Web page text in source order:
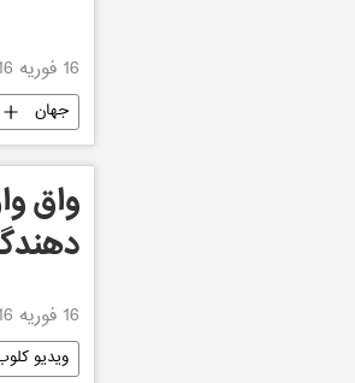
16 فوریه 2016, 19:18
جهان
واق
16 فوریه 2016, 18:56
ویدیو